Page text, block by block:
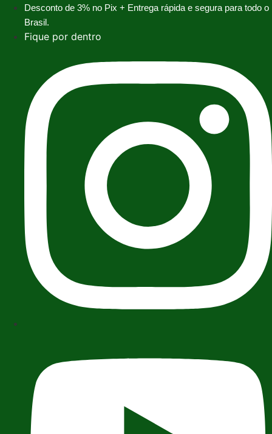
Desconto de 3% no Pix + Entrega rápida e segura para todo o
Brasil.
Fique por dentro